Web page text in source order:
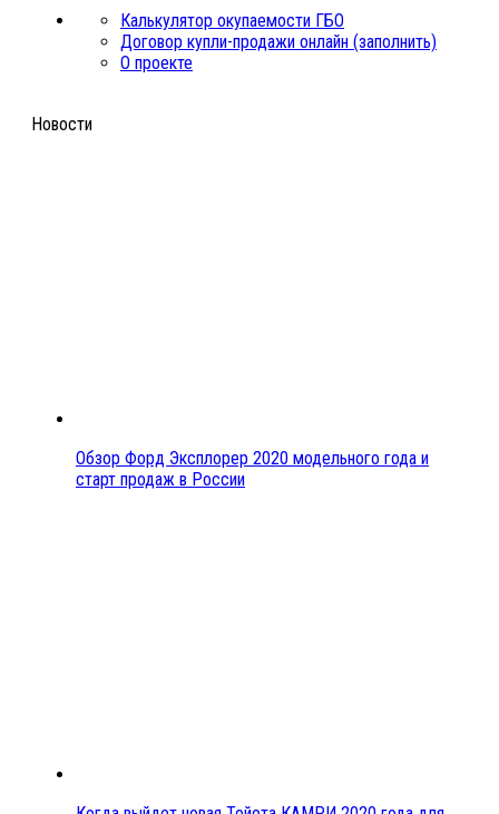
Калькулятор окупаемости ГБО
Договор купли-продажи онлайн (заполнить)
О проекте
Новости
Обзор Форд Эксплорер 2020 модельного года и
старт продаж в России